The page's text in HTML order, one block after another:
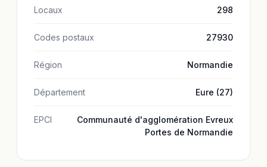
Locaux 298
Codes postaux 27930
Région Normandie
Département Eure (27)
EPCI
Communauté d'agglomération Evreux
Portes de Normandie